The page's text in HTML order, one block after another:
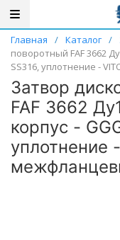
Главная / Каталог /
поворотный FAF 3662
SS316, уплотнение -
Затвор
FAF 3662
корпус -
уплотнение